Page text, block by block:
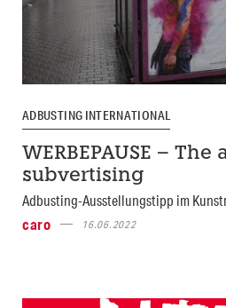
ADBUSTING INTERNATIONAL
WERBEPAUSE – The
subvertising
Adbusting-Ausstellungstipp im
caro
16.06.2022